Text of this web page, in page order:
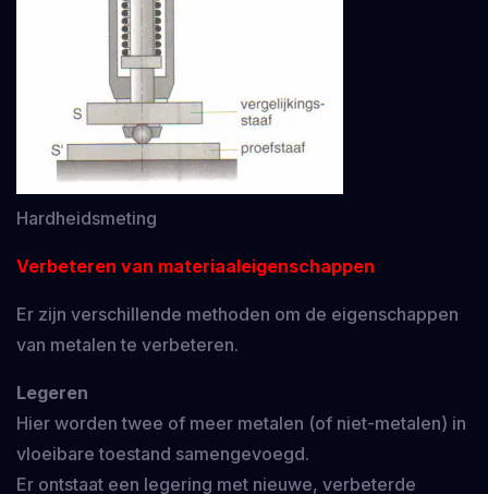
Hardheidsmeting
Verbeteren van materiaaleigenschappen
Er zijn verschillende methoden om de eigenschappen
van metalen te verbeteren.
Legeren
Hier worden twee of meer metalen (of niet-metalen) in
vloeibare toestand samengevoegd.
Er ontstaat een legering met nieuwe, verbeterde